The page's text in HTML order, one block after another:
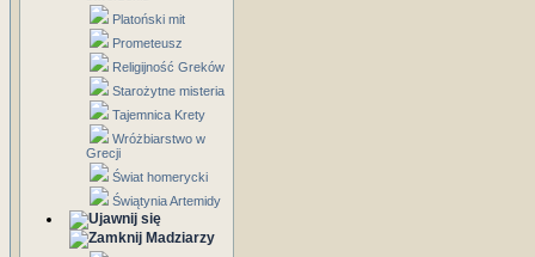
Platoński mit
Prometeusz
Religijność Greków
Starożytne misteria
Tajemnica Krety
Wróżbiarstwo w
Grecji
Świat homerycki
Świątynia Artemidy
Madziarzy